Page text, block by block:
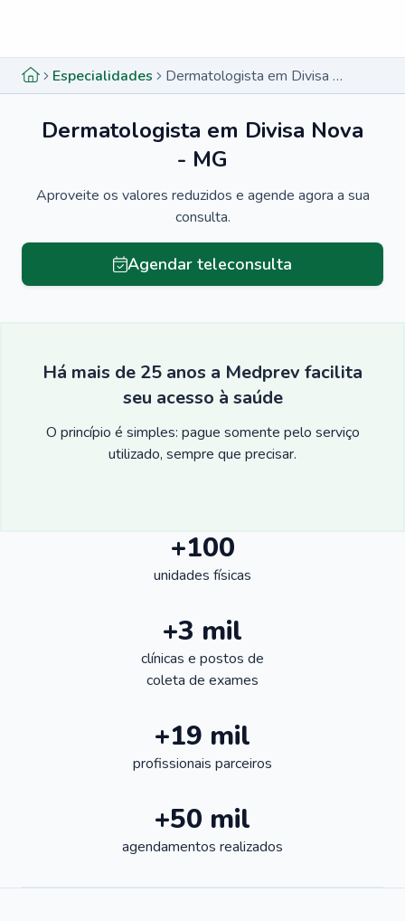
Especialidades Dermatologista em Divisa Nova - MG
Dermatologista em Divisa Nova
- MG
Aproveite os valores reduzidos e agende agora a sua
consulta.
Agendar teleconsulta
Há mais de 25 anos a Medprev facilita
seu acesso à saúde
O princípio é simples: pague somente pelo serviço
utilizado, sempre que precisar.
+100
unidades físicas
+3 mil
clínicas e postos de
coleta de exames
+19 mil
profissionais parceiros
+50 mil
agendamentos realizados